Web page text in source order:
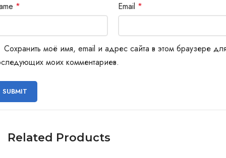
* Email *
Сохранить моё имя, email и адрес сайта в этом браузере
моих комментариев.
Related Products